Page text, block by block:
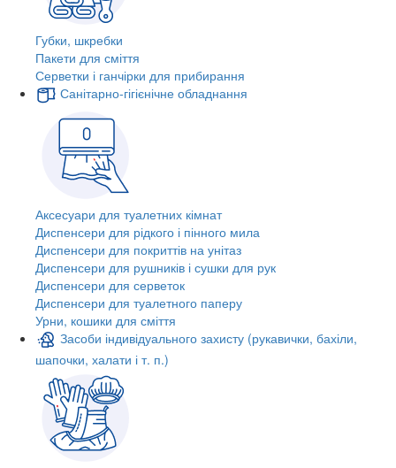
Губки, шкребки
Пакети для сміття
Серветки і ганчірки для прибирання
Санітарно-гігієнічне обладнання
Аксесуари для туалетних кімнат
Диспенсери для рідкого і пінного мила
Диспенсери для покриттів на унітаз
Диспенсери для рушників і сушки для рук
Диспенсери для серветок
Диспенсери для туалетного паперу
Урни, кошики для сміття
Засоби індивідуального захисту (рукавички, бахіли,
шапочки, халати і т. п.)